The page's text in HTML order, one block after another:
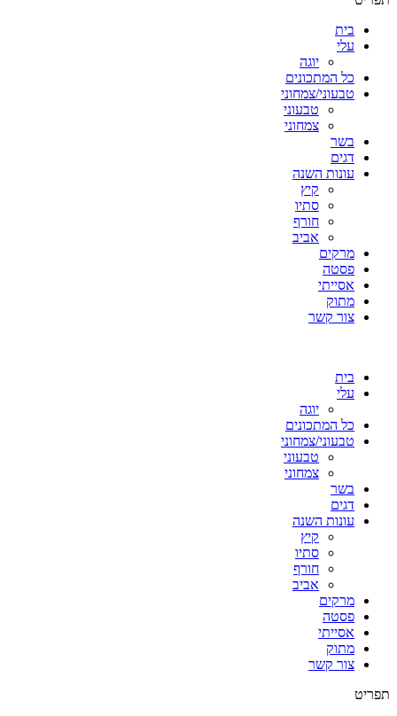
בית
עלי
יוגה
כל המתכונים
טבעוני/צמחוני
טבעוני
צמחוני
בשר
דגים
עונות השנה
קיץ
סתיו
חורף
אביב
מרקים
פסטה
אסייתי
מתוק
צור קשר
בית
עלי
יוגה
כל המתכונים
טבעוני/צמחוני
טבעוני
צמחוני
בשר
דגים
עונות השנה
קיץ
סתיו
חורף
אביב
מרקים
פסטה
אסייתי
מתוק
צור קשר
תפריט